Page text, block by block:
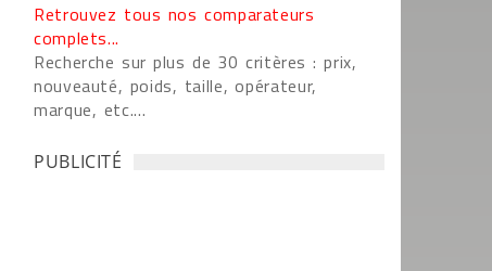
Retrouvez tous nos comparateurs
complets...
Recherche sur plus de 30 critères : prix,
nouveauté, poids, taille, opérateur,
marque, etc....
PUBLICITÉ